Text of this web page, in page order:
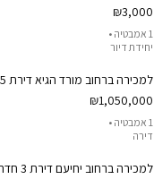
₪3,000
1 אמבטיה •
יחידת דיור
למכירה ברחוב מורד הגיא דירת 3.5 חדרים
₪1,050,000
1 אמבטיה •
דירה
למכירה ברחוב יחיעם דירת 3 חדרים